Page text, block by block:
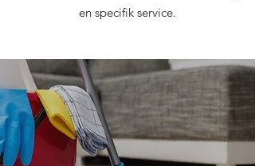
en specifik service.